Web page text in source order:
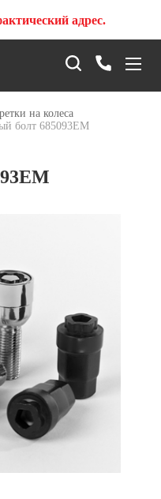
адрес.
на колеса
болт 685093ЕМ